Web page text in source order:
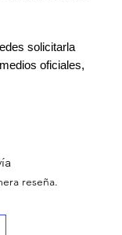
solicitarla
oficiales,
reseña.